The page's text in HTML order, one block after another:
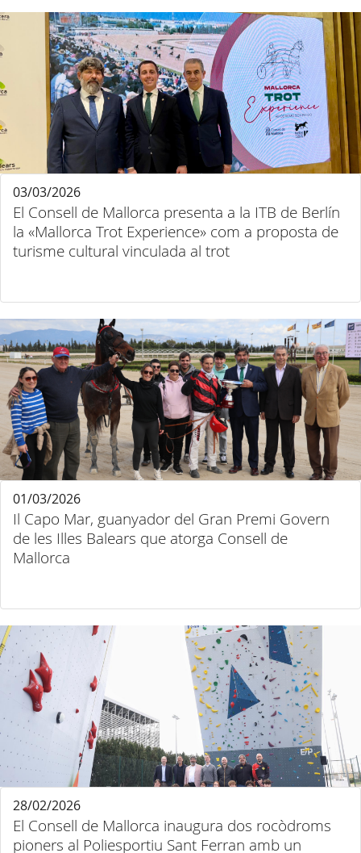
El Consell de Mallorca presenta a la ITB de Berlín
la «Mallorca Trot Experience» com a proposta de
turisme cultural vinculada al trot
03/03/2026
Il Capo Mar, guanyador del Gran Premi Govern
de les Illes Balears que atorga Consell de
Mallorca
01/03/2026
El Consell de Mallorca inaugura dos rocòdroms
pioners al Poliesportiu Sant Ferran amb un
28/02/2026